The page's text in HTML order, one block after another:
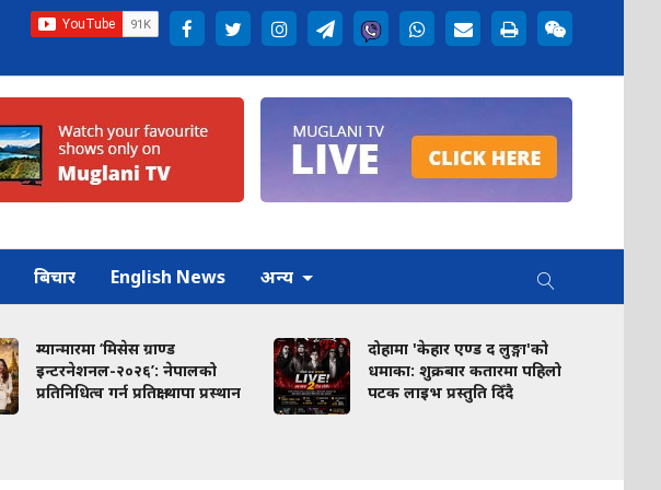
बिचार English News अन्य
म्यान्मारमा ‘मिसेस ग्राण्ड
इन्टरनेशनल-२०२६’: नेपालको
प्रतिनिधित्व गर्न प्रतिक्षा थापा प्रस्थान
दोहामा 'केहार एण्ड द लुङ्गा'को
धमाका: शुक्रबार कतारमा पहिलो
पटक लाइभ प्रस्तुति दिँदै